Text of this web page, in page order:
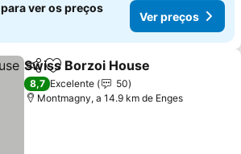
ver os preços
Ver preços
PartilharAdicionar aos favoritos
Swiss Borzoi House
8,7 Excelente
50
Montmagny, a 14.9 km de Enges